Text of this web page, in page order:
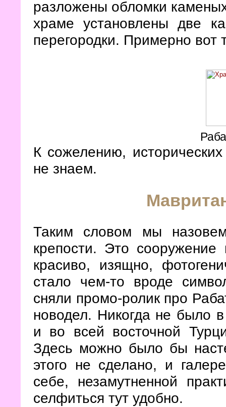
разложены обломки
храме установлены две
перегородки. Примерно вот
К сожелению,
не знаем.
Таким словом мы
крепости. Это сооружение
красиво, изящно,
стало чем-то вроде
сняли промо-ролик про
новодел. Никогда не было
и во всей восточной
Здесь можно было бы
этого не сделано, и
себе, незамутненной
селфиться тут удобно.